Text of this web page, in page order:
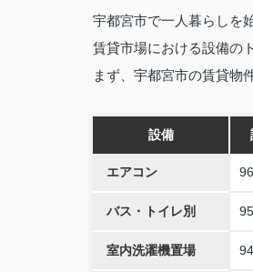
宇都宮市で一人暮らしを
賃貸市場における設備の
まず、宇都宮市の賃貸物
設備
エアコン
バス・トイレ別
室内洗濯機置場